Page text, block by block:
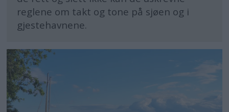
reglene om takt og tone på sjøen og i
gjestehavnene.